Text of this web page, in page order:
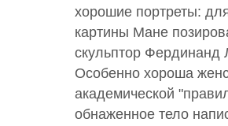
хорошие портреты:
картины Мане
скульптор
Особенно хороша
академической
обнаженное тело